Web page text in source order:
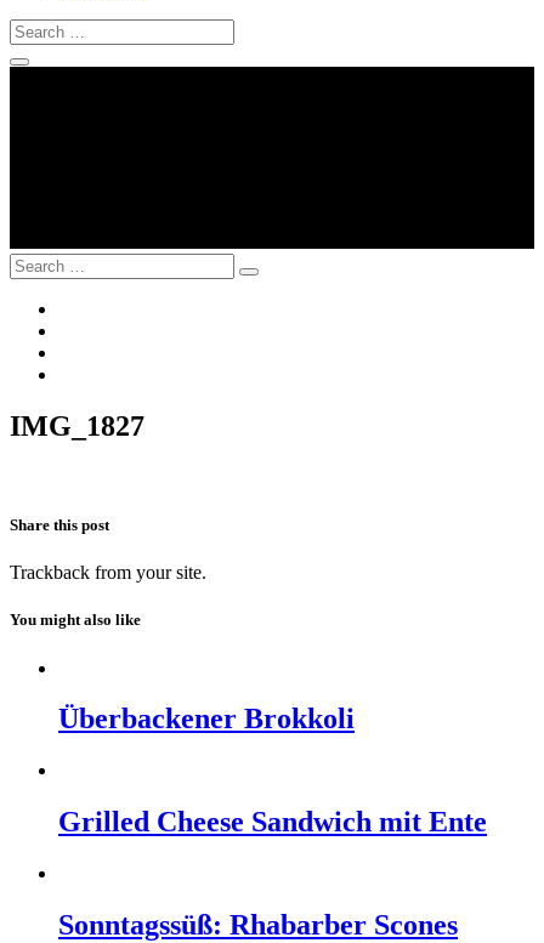
IMG_1827
Share this post
Trackback from your site.
You might also like
Überbackener Brokkoli
Grilled Cheese Sandwich mit Ente
Sonntagssüß: Rhabarber Scones